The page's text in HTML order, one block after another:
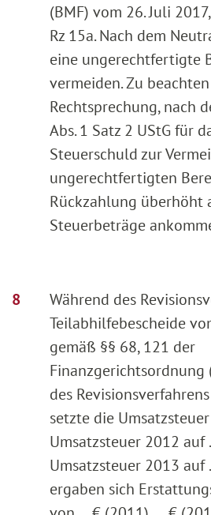
(BMF) vom 26. Juli
Rz 15a. Nach dem
eine ungerechtfertigte
vermeiden. Zu
Rechtsprechung, nach
Abs. 1 Satz 2 UStG für
Steuerschuld zur
ungerechtfertigten
Rückzahlung überhöht
Steuerbeträge
Während des
Teilabhilfebescheide
gemäß §§ 68, 121 der
Finanzgerichtsordnung
des
setzte die
Umsatzsteuer 2012 auf
Umsatzsteuer 2013 auf
ergaben sich